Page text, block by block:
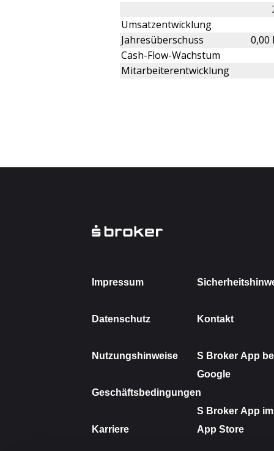
Umsatzentwicklung
Jahresüberschuss
0,00
Cash-Flow-Wachstum
Mitarbeiterentwicklung